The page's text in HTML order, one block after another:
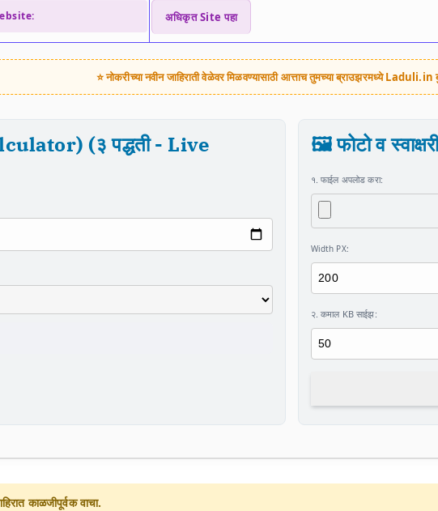
अधिकृत Site पहा
⭐ नोकरीच्या नवीन जाहिराती वेळेवर मिळवण्यासाठी आत्ताच तुमच्या ब्राउझरमध्येLaduli.in
(३ पद्धती - Live
🖼️ फोटो व
१. फाईल अपलोड करा:
Width PX:
२. कमाल KB साईझ:
काळजीपूर्वक वाचा.